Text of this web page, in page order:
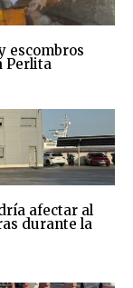
escombros
Perlita
afectar al
durante la